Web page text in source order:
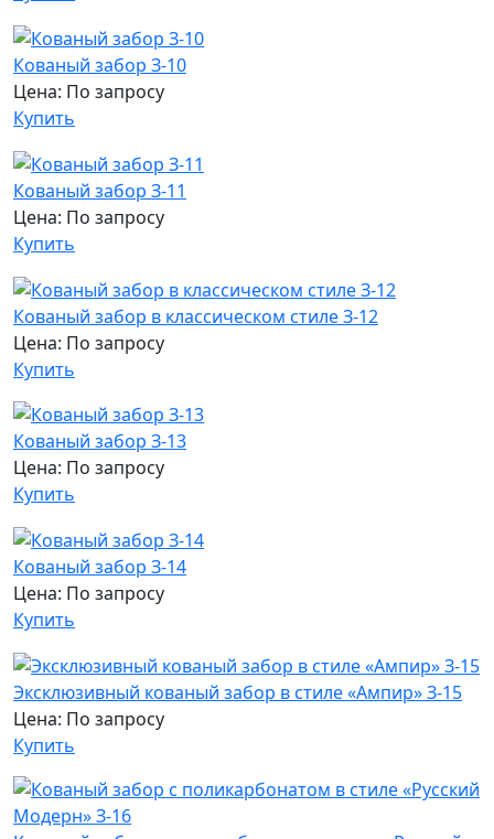
Кованый забор З-10
Цена: По запросу
Купить
Кованый забор З-11
Цена: По запросу
Купить
Кованый забор в классическом стиле З-12
Цена: По запросу
Купить
Кованый забор З-13
Цена: По запросу
Купить
Кованый забор З-14
Цена: По запросу
Купить
Эксклюзивный кованый забор в стиле «Ампир» З-15
Цена: По запросу
Купить